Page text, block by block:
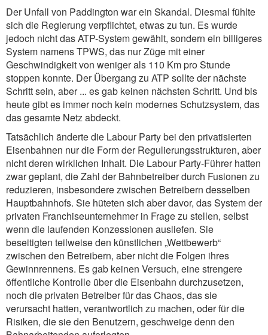
Der Unfall von Paddington war ein Skandal. Diesmal fühlte
sich die Regierung verpflichtet, etwas zu tun. Es wurde
jedoch nicht das ATP-System gewählt, sondern ein billigeres
System namens TPWS, das nur Züge mit einer
Geschwindigkeit von weniger als 110 Km pro Stunde
stoppen konnte. Der Übergang zu ATP sollte der nächste
Schritt sein, aber ... es gab keinen nächsten Schritt. Und bis
heute gibt es immer noch kein modernes Schutzsystem, das
das gesamte Netz abdeckt.
Tatsächlich änderte die Labour Party bei den privatisierten
Eisenbahnen nur die Form der Regulierungsstrukturen, aber
nicht deren wirklichen Inhalt. Die Labour Party-Führer hatten
zwar geplant, die Zahl der Bahnbetreiber durch Fusionen zu
reduzieren, insbesondere zwischen Betreibern desselben
Hauptbahnhofs. Sie hüteten sich aber davor, das System der
privaten Franchiseunternehmer in Frage zu stellen, selbst
wenn die laufenden Konzessionen ausliefen. Sie
beseitigten teilweise den künstlichen „Wettbewerb“
zwischen den Betreibern, aber nicht die Folgen ihres
Gewinnrennens. Es gab keinen Versuch, eine strengere
öffentliche Kontrolle über die Eisenbahn durchzusetzen,
noch die privaten Betreiber für das Chaos, das sie
verursacht hatten, verantwortlich zu machen, oder für die
Risiken, die sie den Benutzern, geschweige denn den